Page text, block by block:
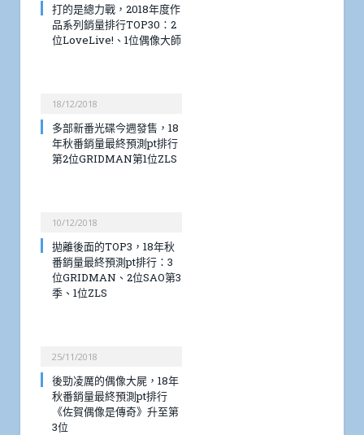
打的是總力戰，2018年度作
品系列銷量排行TOP30：2
位LoveLive!、1位偶像大師
18/12/2018
多部新番光碟今週發售，18
年秋番銷量最終預測pt排行
第2位GRIDMAN第1位ZLS
10/12/2018
拋離後面的TOP3，18年秋
番銷量最終預測pt排行：3
位GRIDMAN、2位SAO第3
季、1位ZLS
25/11/2018
後勁凌厲的偶像大屍，18年
秋番銷量最終預測pt排行
《佐賀偶像是傳奇》升至第
3位